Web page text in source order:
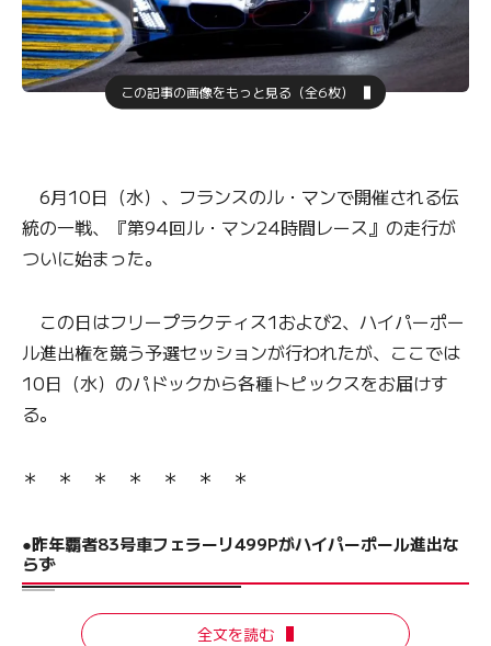
この記事の画像をもっと見る（全6枚）
6月10日（水）、フランスのル・マンで開催される伝
統の一戦、『第94回ル・マン24時間レース』の走行が
ついに始まった。
この日はフリープラクティス1および2、ハイパーポー
ル進出権を競う予選セッションが行われたが、ここでは
10日（水）のパドックから各種トピックスをお届けす
る。
＊ ＊ ＊ ＊ ＊ ＊ ＊
●昨年覇者83号車フェラーリ499Pがハイパーポール進出な
らず
全文を読む